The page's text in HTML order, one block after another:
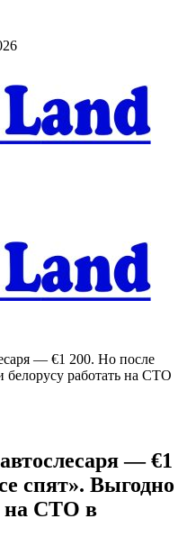
— €1 200. Но после
белорусу работать на СТО
— €1
спят». Выгодно
на СТО в